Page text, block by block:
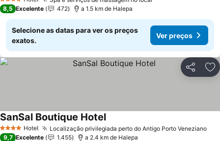
4 Estrelas
8,5 Excelente 472 a 1.5 km de Halepa
Selecione as datas para ver os preços
exatos.
Ver preços
Partilhar
4 EstrelasHotel Localização privilegiada perto do Antigo Porto Veneziano
SanSal Boutique HotelVer preços
9,7 Excelente 1.455 a 2.4 km de Halepa